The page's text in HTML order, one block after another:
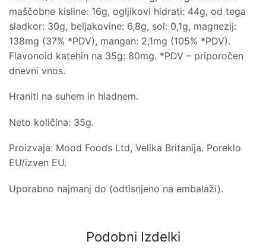
maščobne kisline: 16g, ogljikovi hidrati: 44g, od tega
sladkor: 30g, beljakovine: 6,8g, sol: 0,1g, magnezij:
138mg (37% *PDV), mangan: 2,1mg (105% *PDV).
Flavonoid katehin na 35g: 80mg. *PDV – priporočen
dnevni vnos.
Hraniti na suhem in hladnem.
Neto količina: 35g.
Proizvaja: Mood Foods Ltd, Velika Britanija. Poreklo
EU/izven EU.
Uporabno najmanj do (odtisnjeno na embalaži).
Podobni Izdelki